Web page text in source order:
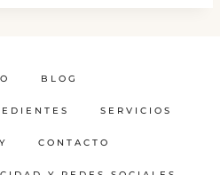
BLOG
SERVICIOS
CONTACTO